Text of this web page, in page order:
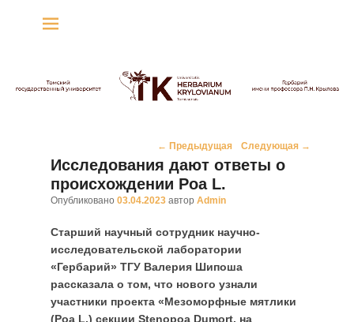
Навигация
по
записям
← Предыдущая Следующая →
Исследования дают ответы о
происхождении Poa L.
Опубликовано 03.04.2023 автор Admin
Старший научный сотрудник научно-
исследовательской лаборатории
«Гербарий» ТГУ Валерия Шипоша
рассказала о том, что нового узнали
участники проекта «Мезоморфные мятлики
(Poa L.) секции Stenopoa Dumort. на